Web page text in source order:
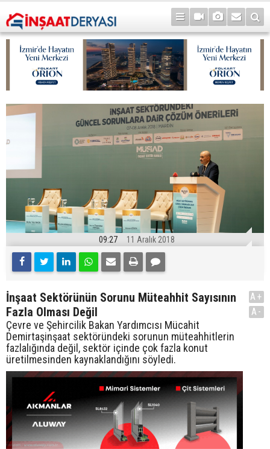
09:27 11 Aralık 2018
İnşaat Sektörünün Sorunu Müteahhit Sayısının
Fazla Olması Değil
Çevre ve Şehircilik Bakan Yardımcısı Mücahit
Demirtaşinşaat sektöründeki sorunun müteahhitlerin
fazlalığında değil, sektör içinde çok fazla konut
üretilmesinden kaynaklandığını söyledi.
A+
A-